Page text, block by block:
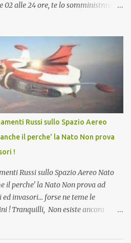
02 alle 24 ore, te lo somministravano
era "spettacolare Ghiacciato, ma
Ambiente"! Riproponiamo
Russi sullo Spazio Aereo
il perche' la Nato Non prova
!
Russi sullo Spazio Aereo Nato
il perche' la Nato Non prova ad
invasori... forse ne teme le
! Tranquilli, Non esiste ancora